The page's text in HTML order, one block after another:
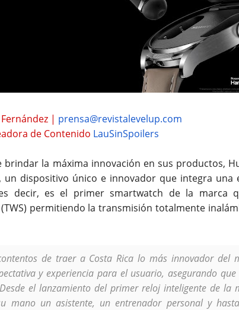
| prensa@revistalevelup.com
de Contenido LauSinSpoilers
la máxima innovación en sus productos,
un dispositivo único e innovador que integra una
decir, es el primer smartwatch de la marca
permitiendo la transmisión totalmente
de traer a Costa Rica lo más innovador del
y experiencia para el usuario, asegurando
el lanzamiento del primer reloj inteligente de la
mano un asistente, un entrenador personal y